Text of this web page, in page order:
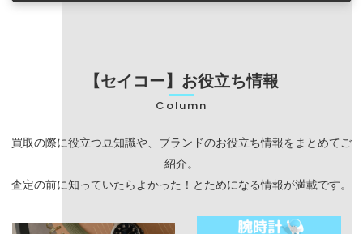
【セイコー】お役立ち情報
Column
買取の際に役立つ豆知識や、ブランドのお役立ち情報をまとめてご
紹介。
査定の前に知っていたらよかった！とためになる情報が満載です。